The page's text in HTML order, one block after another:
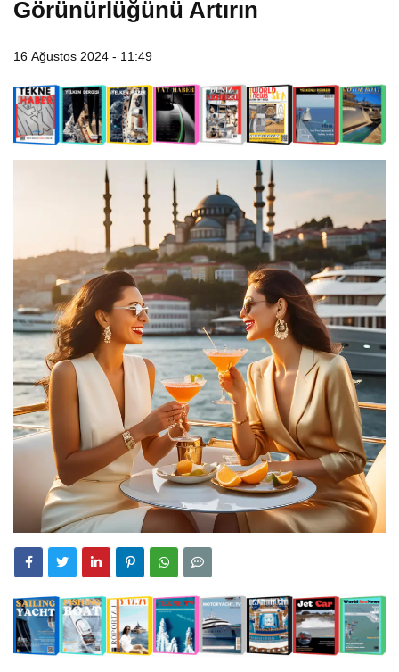
Görünürlüğünü Artırın
16 Ağustos 2024 - 11:49